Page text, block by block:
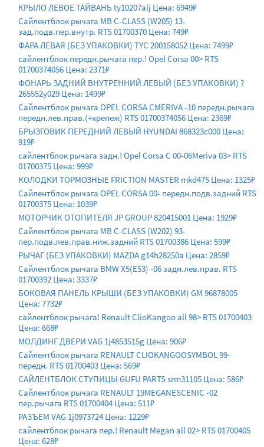
КРЫЛО ЛЕВОЕ ТАЙВАНЬ ty10207alj Цена: 6949₽
Сайлентблок рычага MB C-CLASS (W205) 13-
зад.подв.пер.внутр. RTS 01700370 Цена: 749₽
ФАРА ЛЕВАЯ (БЕЗ УПАКОВКИ) TYC 200158052 Цена: 7499₽
сайлентблок передн.рычага пер.! Opel Corsa 00> RTS
01700374056 Цена: 2371₽
ФОНАРЬ ЗАДНИЙ ВНУТРЕННИЙ ЛЕВЫЙ (БЕЗ УПАКОВКИ) ?
265552y029 Цена: 1499₽
Сайлентблок рычага OPEL CORSA CMERIVA -10 передн.рычага
передн.лев.прав.(+крепеж) RTS 01700374056 Цена: 2369₽
БРЫЗГОВИК ПЕРЕДНИЙ ЛЕВЫЙ HYUNDAI 868323c000 Цена:
919₽
сайлентблок рычага задн.! Opel Corsa C 00-06Meriva 03> RTS
01700375 Цена: 999₽
КОЛОДКИ ТОРМОЗНЫЕ FRICTION MASTER mkd475 Цена: 1325₽
Сайлентблок рычага OPEL CORSA 00- передн.подв.задний RTS
01700375 Цена: 1039₽
МОТОРЧИК ОТОПИТЕЛЯ JP GROUP 820415001 Цена: 1929₽
Сайлентблок рычага MB C-CLASS (W202) 93-
пер.подв.лев.прав.ниж.задний RTS 01700386 Цена: 599₽
РЫЧАГ (БЕЗ УПАКОВКИ) MAZDA g14h28250a Цена: 2859₽
Сайлентблок рычага BMW X5(E53) -06 задн.лев.прав. RTS
01700392 Цена: 3337₽
БОКОВАЯ ПАНЕЛЬ КРЫШИ (БЕЗ УПАКОВКИ) GM 96878005
Цена: 7732₽
сайлентблок рычага! Renault ClioKangoo all 98> RTS 01700403
Цена: 668₽
МОЛДИНГ ДВЕРИ VAG 1j4853515g Цена: 906₽
Сайлентблок рычага RENAULT CLIOKANGOOSYMBOL 99-
передн. RTS 01700403 Цена: 569₽
САЙЛЕНТБЛОК СТУПИЦЫ GUFU PARTS srm31105 Цена: 586₽
Сайлентблок рычага RENAULT 19MEGANESCENIC -02
пер.рычага RTS 01700404 Цена: 511₽
РАЗЪЕМ VAG 1j0973724 Цена: 1229₽
сайлентблок рычага пер.! Renault Megan all 02> RTS 01700405
Цена: 628₽